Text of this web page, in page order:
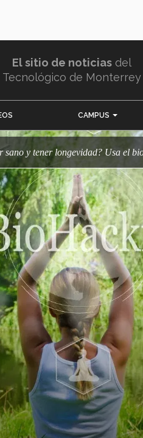
El sitio de noticias del
Tecnológico de Monterrey
CAMPUS
sano y tener longevidad? Usa el